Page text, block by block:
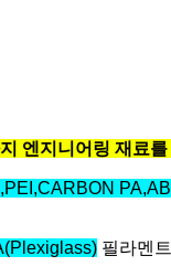
엔지니어링 재료를
필라멘트